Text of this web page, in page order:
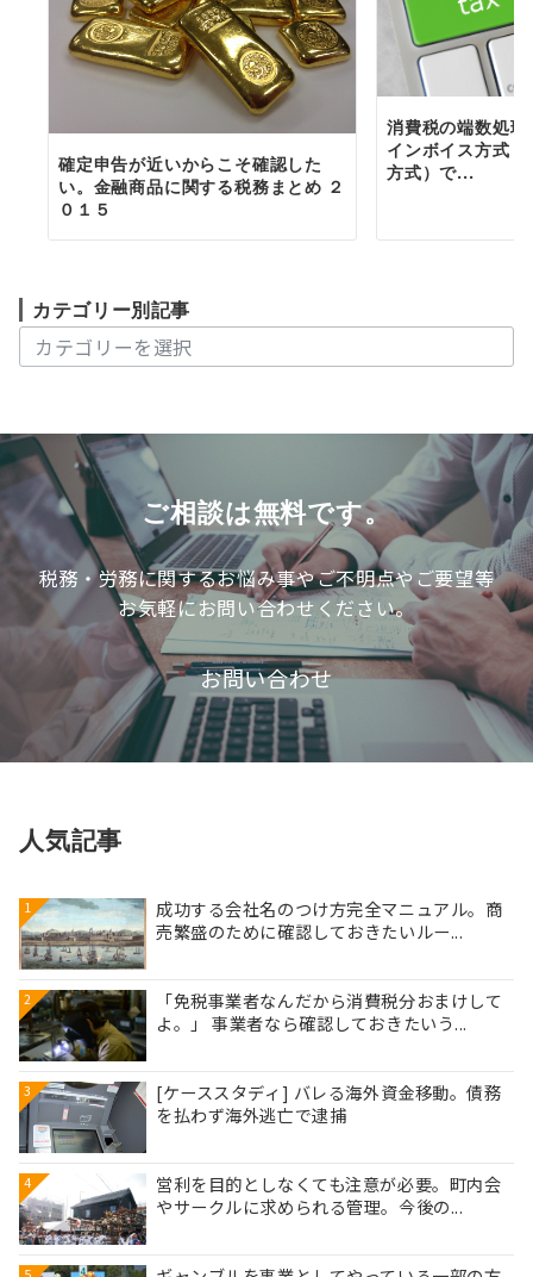
確定申告が近いからこそ確認した
い。金融商品に関する税務まとめ ２
０１５
消費税の端数処
インボイス方式
方式）で...
カテゴリー別記事
テ
ー
別
事
ご相談は無料です。
税務・労務に関するお悩み事やご不明点やご要望等
お気軽にお問い合わせください。
お問い合わせ
人気記事
1
成功する会社名のつけ方完全マニュアル。商
売繁盛のために確認しておきたいルー...
2
「免税事業者なんだから消費税分おまけして
よ。」 事業者なら確認しておきたいう...
3
[ケーススタディ] バレる海外資金移動。債務
を払わず海外逃亡で逮捕
4
営利を目的としなくても注意が必要。町内会
やサークルに求められる管理。今後の...